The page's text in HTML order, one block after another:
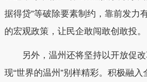
据得贷”等破除要素制约，靠前发力
的宏观政策，让民企敢闯敢创敢投。
另外，温州还将坚持以开放促改
现“世界的温州”别样精彩。积极融